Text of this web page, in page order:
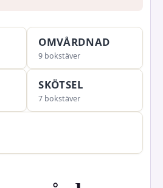
OMVÅRDNAD
9 bokstäver
SKÖTSEL
7 bokstäver